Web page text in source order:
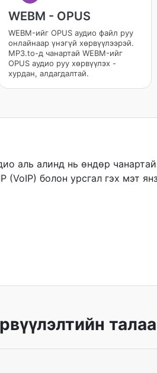
WEBM - OPUS
WEBM-ийг OPUS аудио файл руу
онлайнаар үнэгүй хөрвүүлээрэй.
MP3.to-д чанартай WEBM-ийг
OPUS аудио руу хөрвүүлэх -
хурдан, алдагдалтай.
аль алинд нь өндөр
(VoIP) болон урсгал гэх мэт